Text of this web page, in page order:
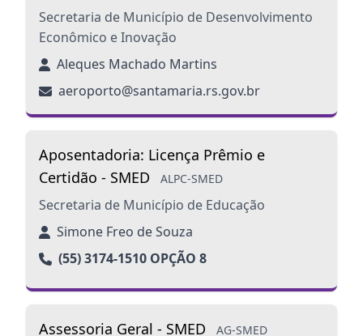
Secretaria de Município de Desenvolvimento
Econômico e Inovação
Aleques Machado Martins
aeroporto@santamaria.rs.gov.br
Aposentadoria: Licença Prêmio e
Certidão - SMED
ALPC-SMED
Secretaria de Município de Educação
Simone Freo de Souza
(55) 3174-1510 OPÇÃO 8
Assessoria Geral - SMED AG-SMED